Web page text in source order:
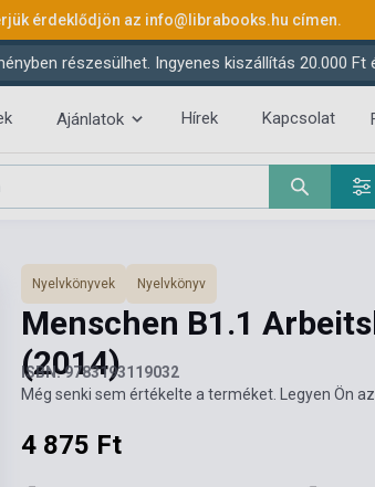
érdeklődjön az info@librabooks.hu címen.
részesülhet. Ingyenes kiszállítás 20.000
Ajánlatok Hírek Kapcsolat
Nyelvkönyvek Nyelvkönyv
Menschen B1.1
(2014)
ISBN: 9783193119032
Még senki sem értékelte a terméket. Legyen Ön
4 875 Ft